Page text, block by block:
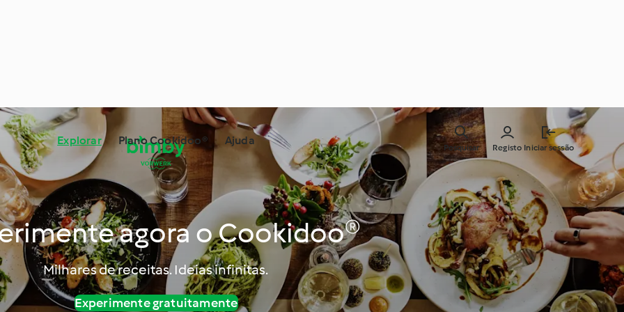
Explorar Plano Cookidoo® Ajuda
Registo Iniciar sessão
Pesquisar
agora o Cookidoo®
Milhares de receitas. Ideias infinitas.
Experimente gratuitamente